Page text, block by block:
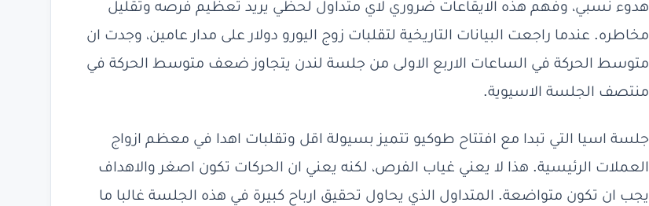
هدوء نسبي، وفهم هذه الايقاعات ضروري لاي متداول لحظي يريد تعظيم فرصه وتقليل
مخاطره. عندما راجعت البيانات التاريخية لتقلبات زوج اليورو دولار على مدار عامين، وجدت ان
متوسط الحركة في الساعات الاربع الاولى من جلسة لندن يتجاوز ضعف متوسط الحركة في
منتصف الجلسة الاسيوية.
جلسة اسيا التي تبدا مع افتتاح طوكيو تتميز بسيولة اقل وتقلبات اهدا في معظم ازواج
العملات الرئيسية. هذا لا يعني غياب الفرص، لكنه يعني ان الحركات تكون اصغر والاهداف
يجب ان تكون متواضعة. المتداول الذي يحاول تحقيق ارباح كبيرة في هذه الجلسة غالبا ما